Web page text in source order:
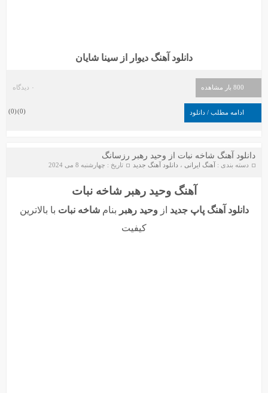
دانلود آهنگ دیوار از سینا شایان
800 بار مشاهده ۰ دیدگاه
ادامه مطلب / دانلود (
0
)
(
0
)
دانلود آهنگ شاخه نبات از وحید رهبر رزسانگ
دسته بندی :آهنگ ایرانی ، دانلود آهنگ جدید تاریخ : چهارشنبه 8 می 2024
آهنگ وحید رهبر شاخه نبات
دانلود آهنگ پاپ جدید از وحید رهبر بنام شاخه نبات با بالاترین
کیفیت